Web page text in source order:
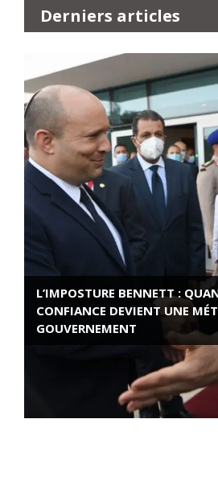
Derniers articles
L’IMPOSTURE BENNETT :
CONFIANCE DEVIENT UNE
GOUVERNEMENT
ROSE VALLAND, HEROÏNE DE